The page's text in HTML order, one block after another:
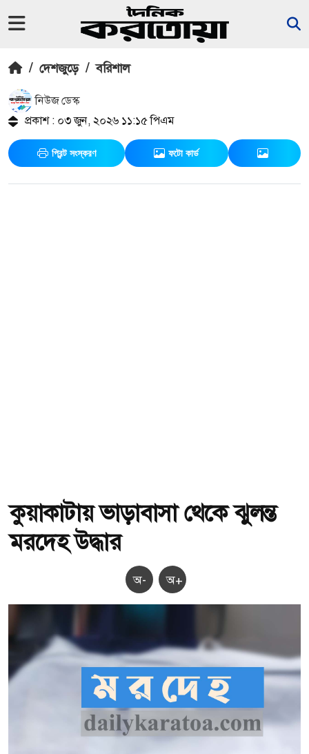
/ দেশজুড়ে / বরিশাল
নিউজ ডেস্ক
প্রকাশ : ০৩ জুন, ২০২৬ ১১:১৫ পিএম
প্রিন্ট সংস্করণ ফটো কার্ড
কুয়াকাটায় ভাড়াবাসা থেকে ঝুলন্ত
মরদেহ উদ্ধার
অ- অ+